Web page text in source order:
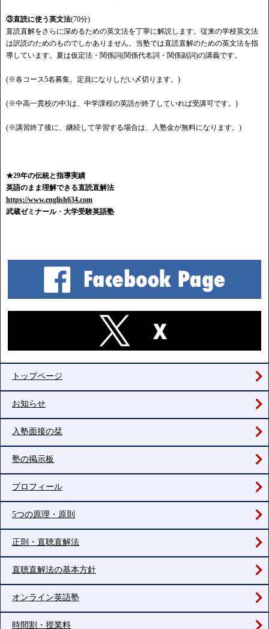
③直読に使う英文法(70分)
直読直解をさらに深めるための英文法を丁寧に解説します。従来の学校英文法
は訳読のためのものでしかありません。当塾では直読直解のための英文法を指
導しています。夏は仮定法・関係詞(関係代名詞・関係副詞)の講義です。
(※各コース5名募集。定員になりしだい〆切ります。)
(※中高一貫校の中3は、中学課程の英語が終了していれば受講可です。)
(※講習終了後に、継続して学習する場合は、入塾金が無料になります。)
★29年の伝統と指導実績
英語のまま理解できる直読直解法
https://www.english634.com
武蔵ゼミナール・大学受験英語塾
トップページ
お知らせ
入塾面接の栞
塾の掲示板
プロフィール
5つの原理・原則
正則・直聴直解法
直聴直解法の基本方針
オンライン英語塾
時間割・授業料